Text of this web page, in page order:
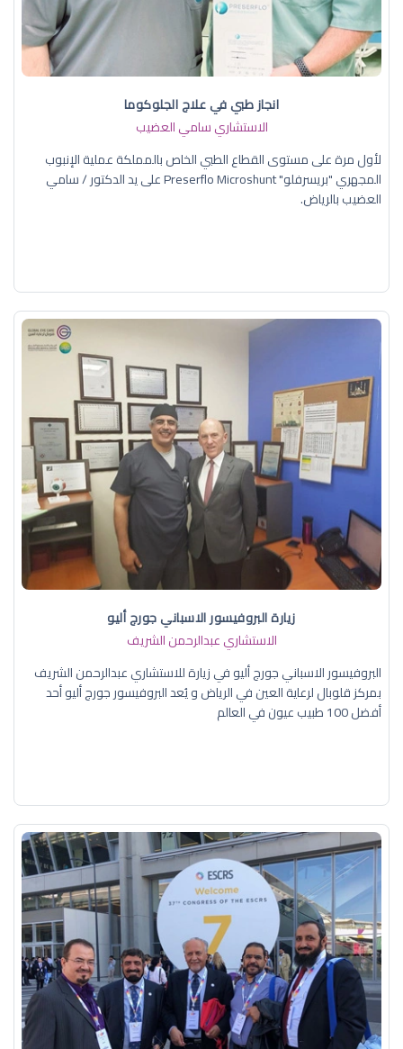
انجاز طبي في علاج الجلوكوما
الاستشاري سامي العضيب
لأول مرة على مستوى القطاع الطبي الخاص بالمملكة عملية الإنبوب
المجهري "بريسرفلو" Preserflo Microshunt على يد الدكتور / سامي
العضيب بالرياض.
زيارة البروفيسور الاسباني جورج أليو
الاستشاري عبدالرحمن الشريف
البروفيسور الاسباني جورج أليو في زيارة للاستشاري عبدالرحمن الشريف
بمركز قلوبال لرعاية العين في الرياض و يُعد البروفيسور جورج أليو أحد
أفضل 100 طبيب عيون في العالم